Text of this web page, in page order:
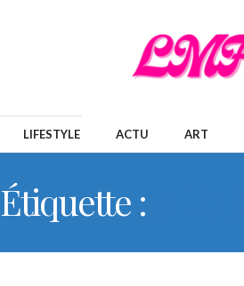
LIFESTYLE ACTU ART
Étiquette :